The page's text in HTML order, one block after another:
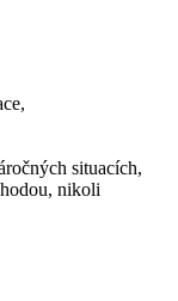
situacích,
nikoli